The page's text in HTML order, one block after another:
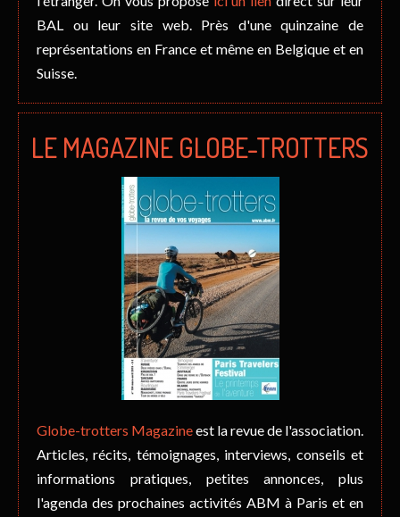
BAL ou leur site web. Près d'une quinzaine de
représentations en France et même en Belgique et en
Suisse.
LE MAGAZINE GLOBE-TROTTERS
Globe-trotters Magazineest la revue de l'association.
Articles, récits, témoignages, interviews, conseils et
informations pratiques, petites annonces, plus
l'agenda des prochaines activités ABM à Paris et en